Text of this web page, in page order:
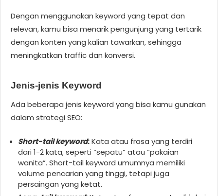
Dengan menggunakan keyword yang tepat dan
relevan, kamu bisa menarik pengunjung yang tertarik
dengan konten yang kalian tawarkan, sehingga
meningkatkan traffic dan konversi.
Jenis-jenis Keyword
Ada beberapa jenis keyword yang bisa kamu gunakan
dalam strategi SEO:
Short-tail keyword:Kata atau frasa yang terdiri
dari 1-2 kata, seperti “sepatu” atau “pakaian
wanita”. Short-tail keyword umumnya memiliki
volume pencarian yang tinggi, tetapi juga
persaingan yang ketat.